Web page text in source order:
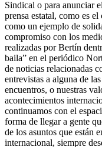
Sindical o para anunciar
prensa estatal, como es
como un ejemplo de
compromiso con los
realizadas por Bertín
baila” en el periódico
de noticias relacionadas
entrevistas a alguna de
encuentros, o nuestras
acontecimientos
continuamos con el
forma de llegar a gente
de los asuntos que están
internacional, siempre